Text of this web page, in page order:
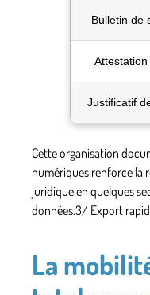
Bulletin de
Justificatif
Cette organisation
numériques renforce la
juridique en quelques
données.3/ Export
La